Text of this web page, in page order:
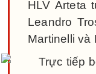
HLV Arteta
Leandro
Martinelli và